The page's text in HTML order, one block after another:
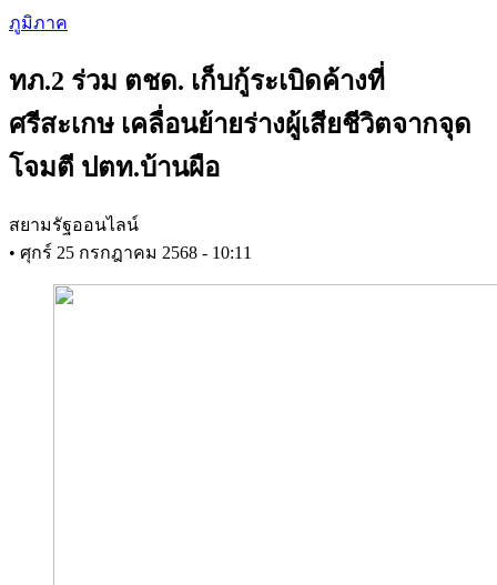
Skip
to
content
ภูมิภาค
ทภ.2 ร่วม ตชด. เก็บกู้ระเบิดค้างที่
ศรีสะเกษ เคลื่อนย้ายร่างผู้เสียชีวิตจากจุด
โจมตี ปตท.บ้านผือ
สยามรัฐออนไลน์
• ศุกร์ 25 กรกฎาคม 2568 - 10:11